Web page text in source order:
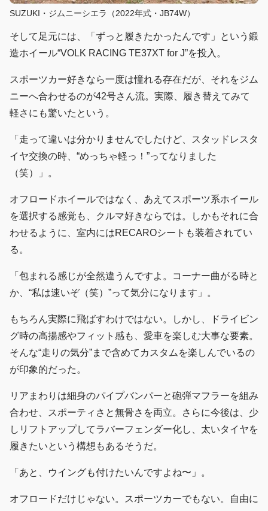
SUZUKI・ジムニーシエラ（2022年式・JB74W）
そして足元には、「ずっと履きたかったんです」という鍛
造ホイール“VOLK RACING TE37XT for J”を投入。
スポーツカー好きなら一度は憧れる存在だが、それをジム
ニーへ合わせるのが42号さん流。実際、履き替えてみて
軽さにも驚いたという。
「走って違いは分かりませんでしたけど、スタッドレスタ
イヤ交換の時、“めっちゃ軽っ！”ってなりました
（笑）」。
オフロードホイールではなく、あえてスポーツ系ホイール
を選択する感覚も、クルマ好きならでは。しかもそれに合
わせるように、室内にはRECAROシートも装着されてい
る。
「包まれる感じが全然違うんですよ。コーナー曲がる時と
か、“私は速いぞ（笑）”って気分になります」。
もちろん実際に飛ばすわけではない。しかし、ドライビン
グ時の高揚感やフィット感も、愛車を楽しむ大事な要素。
そんな“走りの気分”まで含めてカスタムを楽しんでいるの
が印象的だった。
リアまわりは細身のパイプバンパーと砲弾マフラーを組み
合わせ、スポーティさと無骨さを両立。さらに今後は、少
しリフトアップしてラバーフェンダー化し、太いタイヤを
履きたいという構想もあるそうだ。
「あと、ウイングも付けたいんですよね〜」。
オフロードだけじゃない。スポーツカーでもない。自由に